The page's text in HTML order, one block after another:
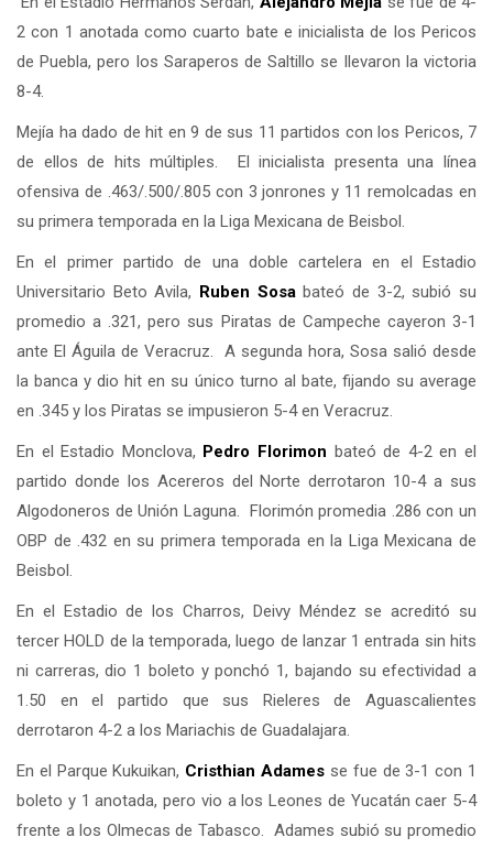
2 con 1 anotada como cuarto bate e inicialista de los Pericos
de Puebla, pero los Saraperos de Saltillo se llevaron la victoria
8-4.
Mejía ha dado de hit en 9 de sus 11 partidos con los Pericos, 7
de ellos de hits múltiples. El inicialista presenta una línea
ofensiva de .463/.500/.805 con 3 jonrones y 11 remolcadas en
su primera temporada en la Liga Mexicana de Beisbol.
En el primer partido de una doble cartelera en el Estadio
Universitario Beto Avila, Ruben Sosabateó de 3-2, subió su
promedio a .321, pero sus Piratas de Campeche cayeron 3-1
ante El Águila de Veracruz. A segunda hora, Sosa salió desde
la banca y dio hit en su único turno al bate, fijando su average
en .345 y los Piratas se impusieron 5-4 en Veracruz.
En el Estadio Monclova, Pedro Florimon bateó de 4-2 en el
partido donde los Acereros del Norte derrotaron 10-4 a sus
Algodoneros de Unión Laguna. Florimón promedia .286 con un
OBP de .432 en su primera temporada en la Liga Mexicana de
Beisbol.
En el Estadio de los Charros, Deivy Méndez se acreditó su
tercer HOLD de la temporada, luego de lanzar 1 entrada sin hits
ni carreras, dio 1 boleto y ponchó 1, bajando su efectividad a
1.50 en el partido que sus Rieleres de Aguascalientes
derrotaron 4-2 a los Mariachis de Guadalajara.
En el Parque Kukuikan, Cristhian Adames se fue de 3-1 con 1
boleto y 1 anotada, pero vio a los Leones de Yucatán caer 5-4
frente a los Olmecas de Tabasco. Adames subió su promedio